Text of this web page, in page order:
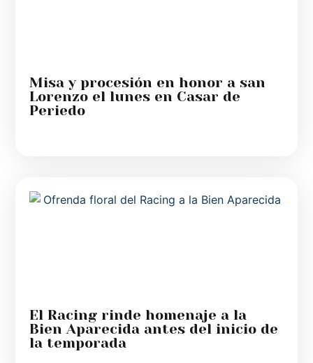
Misa y procesión en honor a san
Lorenzo el lunes en Casar de
Periedo
El Racing rinde homenaje a la
Bien Aparecida antes del inicio de
la temporada